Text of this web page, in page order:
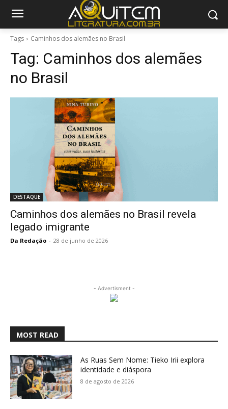
Tags Caminhos dos alemães no Brasil
Tag: Caminhos dos alemães
no Brasil
DESTAQUE
Caminhos dos alemães no Brasil revela
legado imigrante
Da Redação - 28 de junho de 2026
- Advertisment -
MOST READ
As Ruas Sem Nome: Tieko Irii explora
identidade e diáspora
8 de agosto de 2026